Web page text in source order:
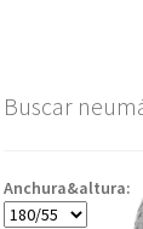
Buscar
Anchura&altura: